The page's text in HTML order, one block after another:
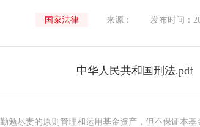
国家法律 来源： 发布时间：
中华人民共和国刑法.pdf
勉尽责的原则管理和运用基金资产，但不保证本